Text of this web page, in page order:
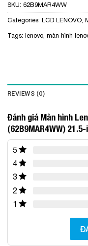
SKU: 62B9MAR4WW
Categories: LCD LENOVO
Tags: lenovo màn hình
REVIEWS (0)
Đánh giá Màn hình
(62B9MAR4WW) 21.5-
5
4
3
2
1